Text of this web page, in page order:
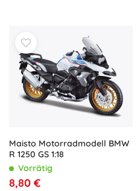
Maisto Motorradmodell BMW
R 1250 GS 1:18
Vorrätig
8,80 €